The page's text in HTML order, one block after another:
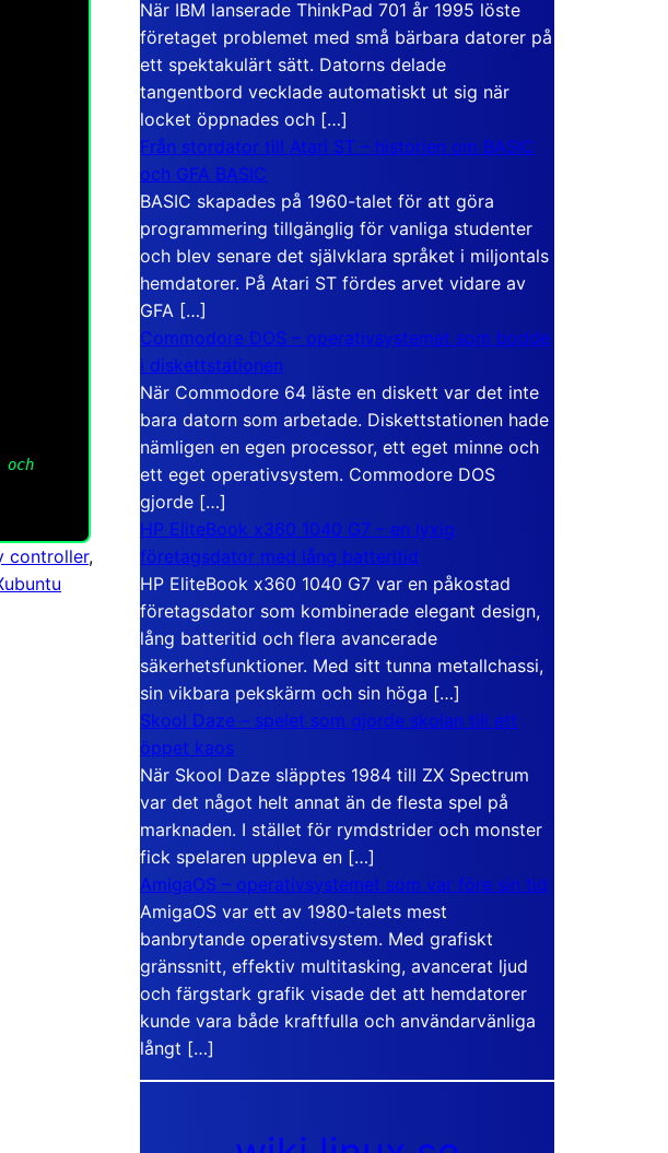
controller
När IBM lanserade ThinkPad 701 år 1995 löste
företaget problemet med små bärbara datorer på
ett spektakulärt sätt. Datorns delade
tangentbord vecklade automatiskt ut sig när
locket öppnades och […]
Från stordator till Atari ST – historien om BASIC
och GFA BASIC
BASIC skapades på 1960-talet för att göra
programmering tillgänglig för vanliga studenter
och blev senare det självklara språket i miljontals
hemdatorer. På Atari ST fördes arvet vidare av
GFA […]
Commodore DOS – operativsystemet som bodde
i diskettstationen
När Commodore 64 läste en diskett var det inte
bara datorn som arbetade. Diskettstationen hade
nämligen en egen processor, ett eget minne och
ett eget operativsystem. Commodore DOS
gjorde […]
HP EliteBook x360 1040 G7 – en lyxig
företagsdator med lång batteritid
HP EliteBook x360 1040 G7 var en påkostad
företagsdator som kombinerade elegant design,
lång batteritid och flera avancerade
säkerhetsfunktioner. Med sitt tunna metallchassi,
sin vikbara pekskärm och sin höga […]
Skool Daze – spelet som gjorde skolan till ett
öppet kaos
När Skool Daze släpptes 1984 till ZX Spectrum
var det något helt annat än de flesta spel på
marknaden. I stället för rymdstrider och monster
fick spelaren uppleva en […]
AmigaOS – operativsystemet som var före sin tid
AmigaOS var ett av 1980-talets mest
banbrytande operativsystem. Med grafiskt
gränssnitt, effektiv multitasking, avancerat ljud
och färgstark grafik visade det att hemdatorer
kunde vara både kraftfulla och användarvänliga
långt […]